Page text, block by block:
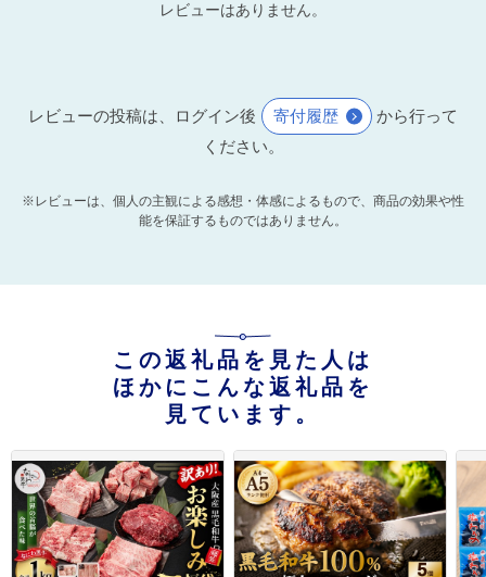
レビューはありません。
レビューの投稿は、ログイン後 寄付履歴
から行って
ください。
※レビューは、個人の主観による感想・体感によるもので、商品の効果や性
能を保証するものではありません。
この返礼品を見た人は
ほかにこんな返礼品を
見ています。